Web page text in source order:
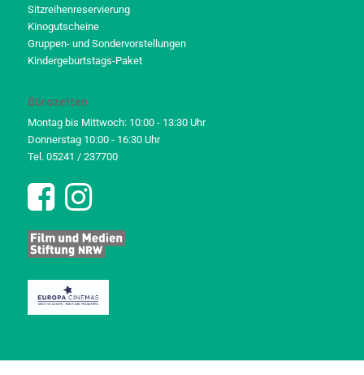
Sitzreihenreservierung
Kinogutscheine
Gruppen- und Sondervorstellungen
Kindergeburtstags-Paket
Bürozeiten
Montag bis Mittwoch: 10:00 - 13:30 Uhr
Donnerstag 10:00 - 16:30 Uhr
Tel. 05241 / 237700